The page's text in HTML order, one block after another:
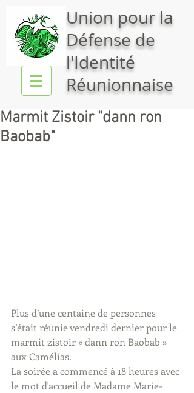
Union pour la
Défense de
l'Identité
Réunionnaise
Marmit Zistoir "dann ron
Baobab"
Plus d’une centaine de personnes
s’était réunie vendredi dernier pour le
marmit zistoir « dann ron Baobab »
aux Camélias.
La soirée a commencé à 18 heures avec
le mot d'accueil de Madame Marie-